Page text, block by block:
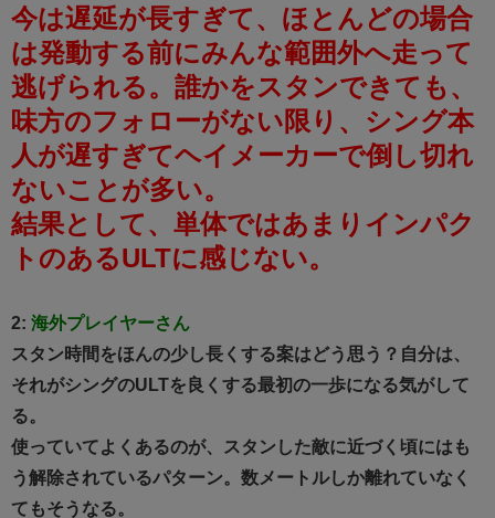
今は遅延が長すぎて、ほとんどの場合
は発動する前にみんな範囲外へ走って
逃げられる。誰かをスタンできても、
味方のフォローがない限り、シング本
人が遅すぎてヘイメーカーで倒し切れ
ないことが多い。
結果として、単体ではあまりインパク
トのあるULTに感じない。
2: 海外プレイヤーさん
スタン時間をほんの少し長くする案はどう思う？自分は、
それがシングのULTを良くする最初の一歩になる気がして
る。
使っていてよくあるのが、スタンした敵に近づく頃にはも
う解除されているパターン。数メートルしか離れていなく
てもそうなる。